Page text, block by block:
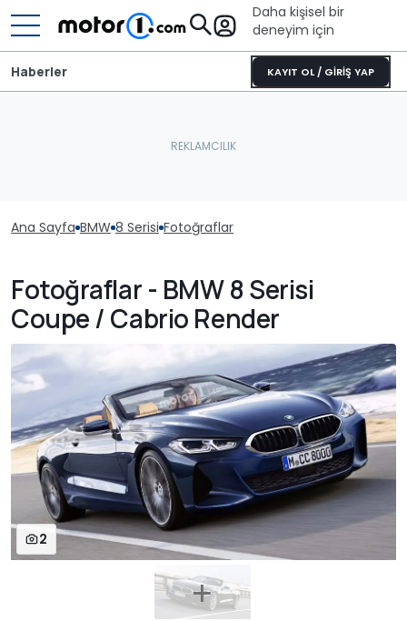
Daha kişisel bir
deneyim için
KAYIT OL / GİRİŞ YAP
Haberler
Ana Sayfa BMW 8 Serisi Fotoğraflar
Fotoğraflar - BMW 8 Serisi
Coupe / Cabrio Render
2